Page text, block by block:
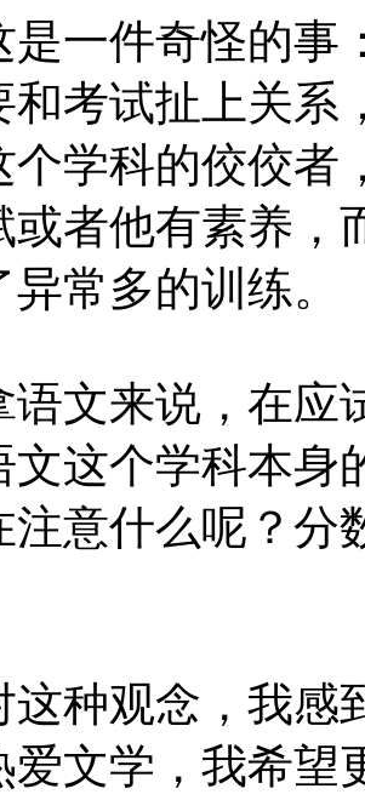
件奇怪的事
和考试扯上关系
个学科的佼佼者
或者他有素养，
常多的训练。
来说，在应
文这个学科本身
注意什么呢？
观念，我感
爱文学，我希望